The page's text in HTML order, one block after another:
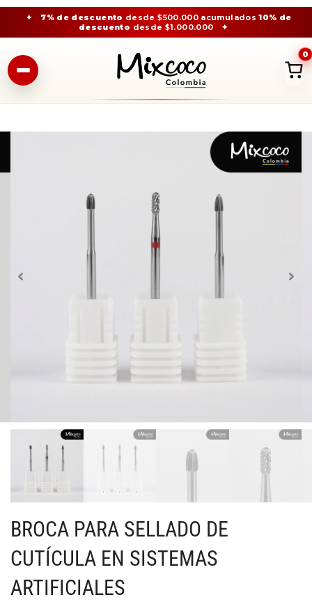
✦ 7% de descuento desde $500.000 acumulados10% de
descuento desde $1.000.000 ✦
0
BROCA PARA SELLADO DE
CUTÍCULA EN SISTEMAS
ARTIFICIALES